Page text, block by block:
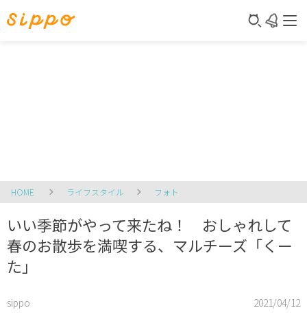
HOME ライフスタイル フォト
いい季節がやって来たね！ おしゃれして
春のお散歩を満喫する、マルチーズ「くー
た」
sippo 2021/04/12